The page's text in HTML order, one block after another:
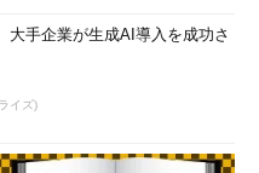
手企業が生成AI導入を成功さ
イズ)